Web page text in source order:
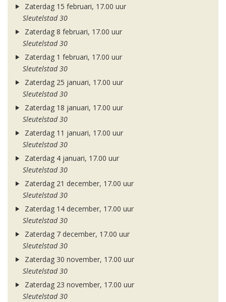
Zaterdag 15 februari, 17.00 uur
Sleutelstad 30
Zaterdag 8 februari, 17.00 uur
Sleutelstad 30
Zaterdag 1 februari, 17.00 uur
Sleutelstad 30
Zaterdag 25 januari, 17.00 uur
Sleutelstad 30
Zaterdag 18 januari, 17.00 uur
Sleutelstad 30
Zaterdag 11 januari, 17.00 uur
Sleutelstad 30
Zaterdag 4 januari, 17.00 uur
Sleutelstad 30
Zaterdag 21 december, 17.00 uur
Sleutelstad 30
Zaterdag 14 december, 17.00 uur
Sleutelstad 30
Zaterdag 7 december, 17.00 uur
Sleutelstad 30
Zaterdag 30 november, 17.00 uur
Sleutelstad 30
Zaterdag 23 november, 17.00 uur
Sleutelstad 30